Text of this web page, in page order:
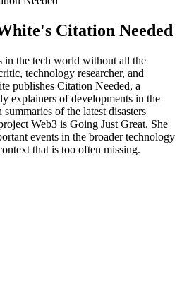
Citation Needed
in the tech world without all the
technology researcher, and
publishes Citation Needed, a
explainers of developments in the
of the latest disasters
Web3 is Going Just Great. She
events in the broader technology
that is too often missing.